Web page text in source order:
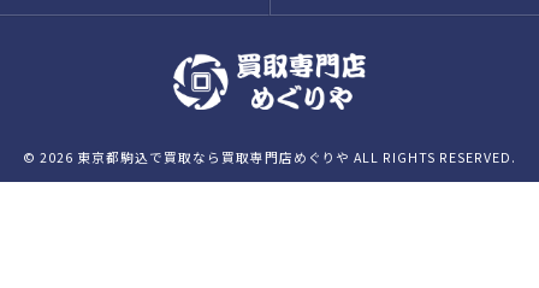
© 2026 東京都駒込で買取なら買取専門店めぐりや ALL RIGHTS RESERVED.